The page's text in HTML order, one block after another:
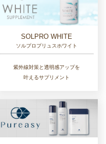
SOLPRO WHITE
ソルプロプリュスホワイト
紫外線対策と透明感アップを
叶えるサプリメント